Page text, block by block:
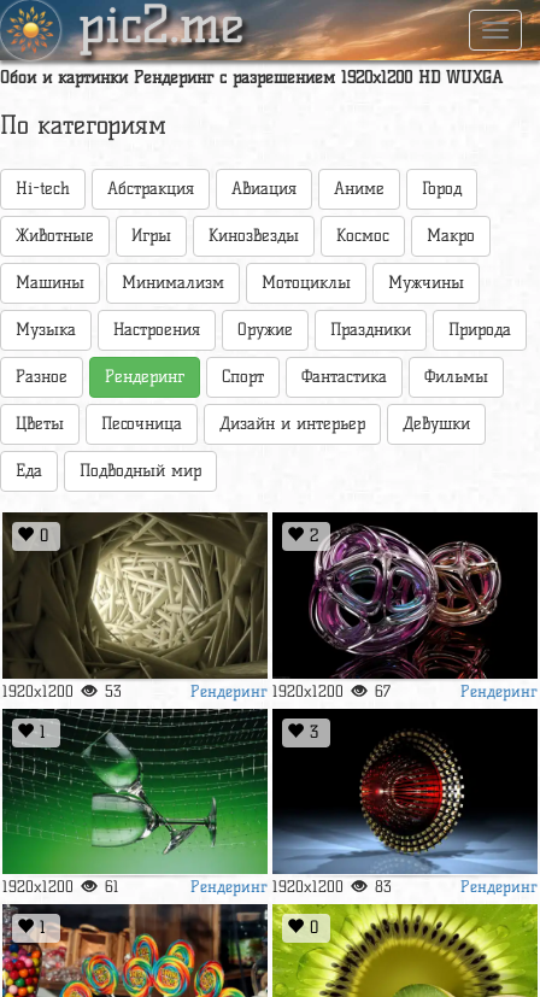
pic2.me
Обои и картинки Рендеринг с разрешением 1920x1200 HD WUXGA
По категориям
Hi-tech Абстракция Авиация Аниме Город
Животные Игры Кинозвезды Космос Макро
Машины Минимализм Мотоциклы Мужчины
Музыка Настроения Оружие Праздники Природа
Разное Рендеринг Спорт Фантастика Фильмы
Цветы Песочница Дизайн и интерьер Девушки
Еда Подводный мир
0
1920x1200 53 Рендеринг
2
1920x1200 67 Рендеринг
1
1920x1200 61 Рендеринг
3
1920x1200 83 Рендеринг
1 0